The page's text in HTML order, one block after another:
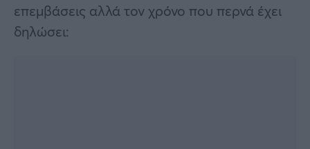
επεμβάσεις αλλά τον χρόνο που περνά έχει
δηλώσει: